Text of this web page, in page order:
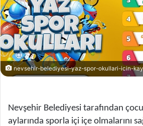
nevsehir-belediyesi-yaz-spor-okullari-icin-
Nevşehir Belediyesi tarafından
aylarında sporla içi içe olmalarını